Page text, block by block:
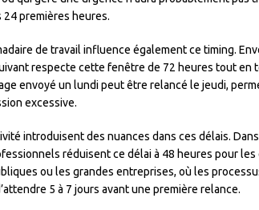
premières heures.
de travail influence également ce timing.
respecte cette fenêtre de 72 heures tout en
envoyé un lundi peut être relancé le jeudi,
excessive.
introduisent des nuances dans ces délais.
réduisent ce délai à 48 heures pour
ou les grandes entreprises, où les
5 à 7 jours avant une première relance.